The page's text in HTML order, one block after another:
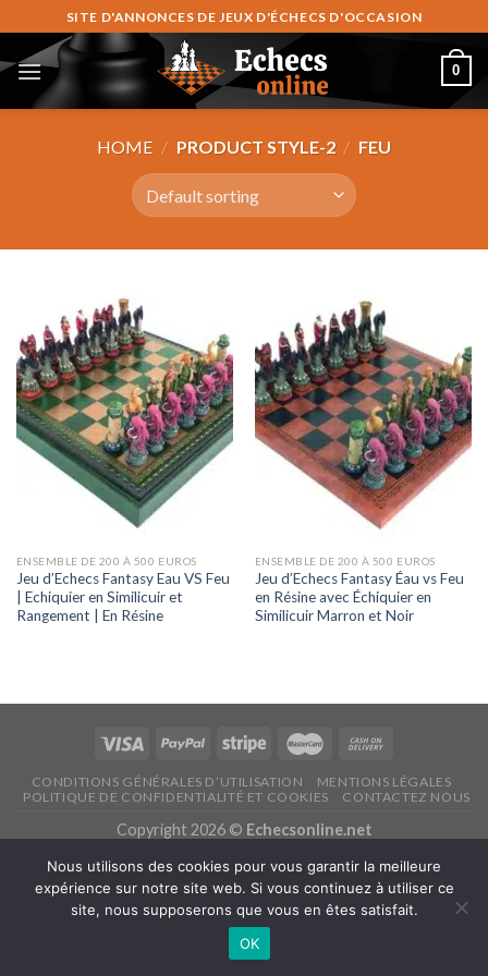
to
content
SITE D'ANNONCES DE JEUX D'ÉCHECS D'OCCASION
0
HOME / PRODUCT STYLE-2 / FEU
ENSEMBLE DE 200 À 500 EUROS
Jeu d’Echecs Fantasy Eau VS Feu
| Echiquier en Similicuir et
Rangement | En Résine
ENSEMBLE DE 200 À 500 EUROS
Jeu d’Echecs Fantasy Éau vs Feu
en Résine avec Échiquier en
Similicuir Marron et Noir
CONDITIONS GÉNÉRALES D’UTILISATION
MENTIONS LÉGALES
POLITIQUE DE CONFIDENTIALITÉ ET COOKIES
CONTACTEZ NOUS
Copyright 2026 © Echecsonline.net
Français
Nous utilisons des cookies pour vous garantir la meilleure
expérience sur notre site web. Si vous continuez à utiliser ce
site, nous supposerons que vous en êtes satisfait.
OK